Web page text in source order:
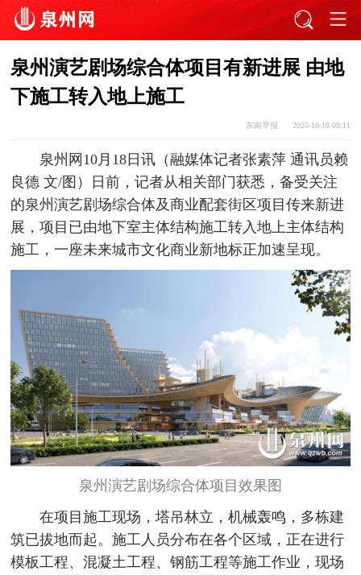
泉州演艺剧场综合体项目有新进展 由地
下施工转入地上施工
东南早报 2025-10-18 09:11
泉州网10月18日讯（融媒体记者张素萍 通讯员赖
良德 文/图）日前，记者从相关部门获悉，备受关注
的泉州演艺剧场综合体及商业配套街区项目传来新进
展，项目已由地下室主体结构施工转入地上主体结构
施工，一座未来城市文化商业新地标正加速呈现。
泉州演艺剧场综合体项目效果图
在项目施工现场，塔吊林立，机械轰鸣，多栋建
筑已拔地而起。施工人员分布在各个区域，正在进行
模板工程、混凝土工程、钢筋工程等施工作业，现场